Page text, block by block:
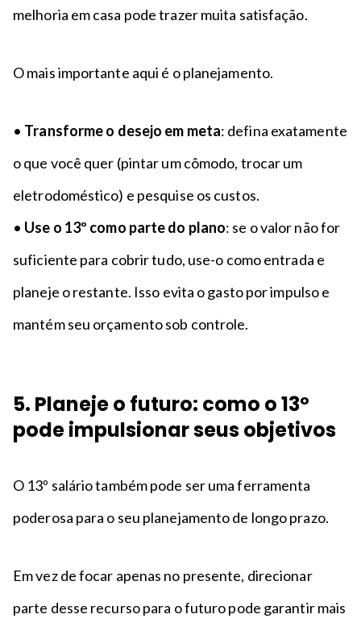
melhoria em casa pode trazer muita satisfação.
O mais importante aqui é o planejamento.
• Transforme o desejo em meta: defina exatamente
o que você quer (pintar um cômodo, trocar um
eletrodoméstico) e pesquise os custos.
• Use o 13º como parte do plano: se o valor não for
suficiente para cobrir tudo, use-o como entrada e
planeje o restante. Isso evita o gasto por impulso e
mantém seu orçamento sob controle.
5. Planeje o futuro: como o 13º
pode impulsionar seus objetivos
O 13º salário também pode ser uma ferramenta
poderosa para o seu planejamento de longo prazo.
Em vez de focar apenas no presente, direcionar
parte desse recurso para o futuro pode garantir mais